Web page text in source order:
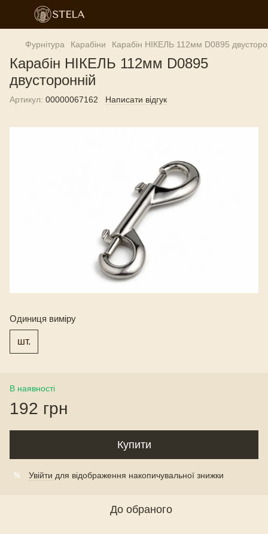
Фурнітура Карабіни Карабін НІКЕЛЬ 112мм D0895
Карабін НІКЕЛЬ 112мм D0895
двусторонній
Артикул: 00000067162 Написати відгук
Одиниця виміру
шт.
В наявності
192 грн
Купити
% Увійти для відображення накопичувальної знижки
До обраного